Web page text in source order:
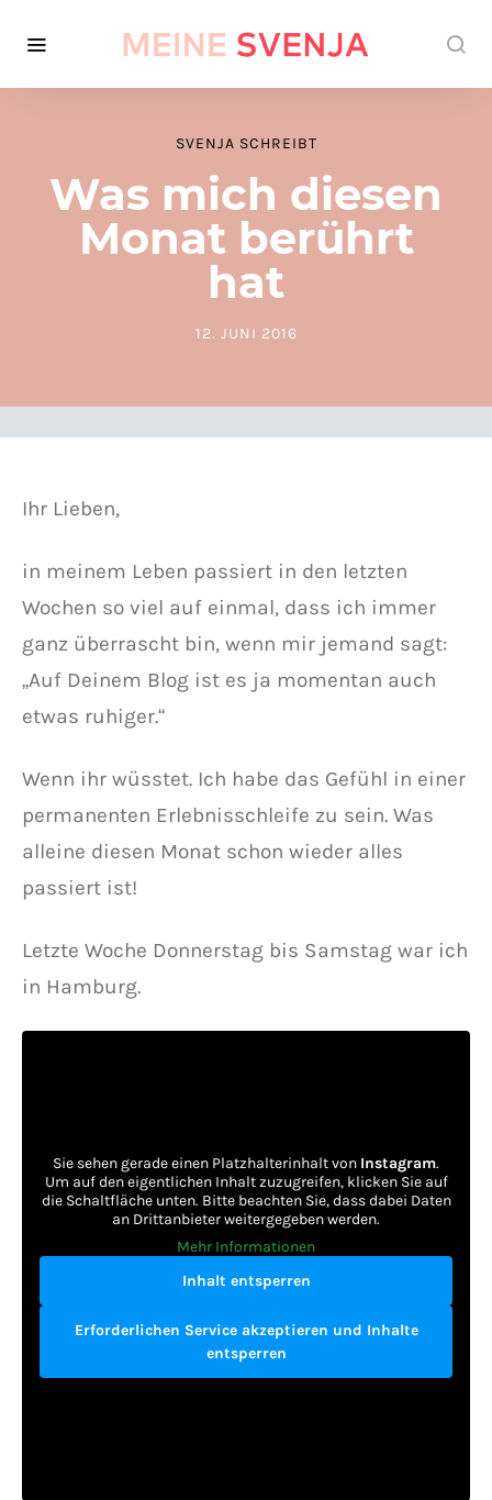
SVENJA SCHREIBT
Was mich diesen
Monat berührt
hat
POSTED ON
12. JUNI 2016
Ihr Lieben,
in meinem Leben passiert in den letzten
Wochen so viel auf einmal, dass ich immer
ganz überrascht bin, wenn mir jemand sagt:
„Auf Deinem Blog ist es ja momentan auch
etwas ruhiger.“
Wenn ihr wüsstet. Ich habe das Gefühl in einer
permanenten Erlebnisschleife zu sein. Was
alleine diesen Monat schon wieder alles
passiert ist!
Letzte Woche Donnerstag bis Samstag war ich
in Hamburg.
Sie sehen gerade einen Platzhalterinhalt von Instagram.
Um auf den eigentlichen Inhalt zuzugreifen, klicken Sie auf
die Schaltfläche unten. Bitte beachten Sie, dass dabei Daten
an Drittanbieter weitergegeben werden.
Mehr Informationen
Inhalt entsperren
Erforderlichen Service akzeptieren und Inhalte
entsperren